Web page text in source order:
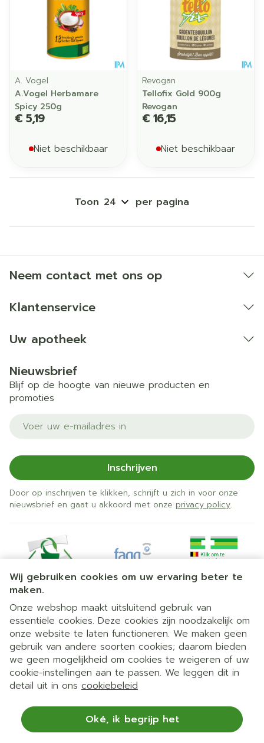
Wij gebruiken cookies om uw ervaring beter te
maken.
Onze webshop maakt uitsluitend gebruik van
essentiële cookies. Deze cookies zijn noodzakelijk om
onze website te laten functioneren. We maken geen
gebruik van andere soorten cookies; daarom bieden
we geen mogelijkheid om cookies te weigeren of uw
cookie-instellingen aan te passen. We leggen dit in
detail uit in ons cookiebeleid
Oké, ik begrijp het
A. Vogel
A.Vogel Herbamare
Spicy 250g
€ 5,19
Niet beschikbaar
Revogan
Tellofix Gold 900g
Revogan
€ 16,15
Niet beschikbaar
Toon per pagina
Neem contact met ons op
Klantenservice
Uw apotheek
Nieuwsbrief
Blijf op de hoogte van nieuwe producten en
promoties
E-mail adres
Inschrijven
Door op inschrijven te klikken, schrijft u zich in voor onze
nieuwsbrief en gaat u akkoord met onze privacy policy.
Juridische links